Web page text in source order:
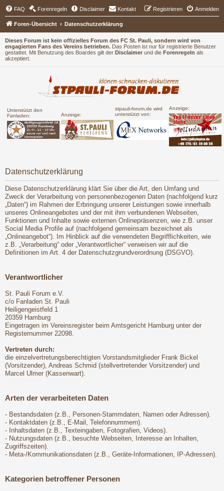
Dieses Forum ist kein offizielles Forum des FC St. Pauli, sondern wird von
engagierten Fans des Vereins betrieben. Das Posten ist nur für registrierte Benutzer
gestattet. Mit Benutzung des Boardes gilt der Disclaimer und die Forenregeln als
akzeptiert.
Unterstützt den
Fanladen:
Anzeige:
stpauli-forum.de wird
unterstützt von:
Anzeige:
FAQ Forenregeln Disclaimer Kontakt Anmelden
Registrieren
Foren-Übersicht Datenschutzerklärung
Datenschutzerklärung
Diese Datenschutzerklärung klärt Sie über die Art, den Umfang und
Zweck der Verarbeitung von personenbezogenen Daten (nachfolgend kurz
„Daten“) im Rahmen der Erbringung unserer Leistungen sowie innerhalb
unseres Onlineangebotes und der mit ihm verbundenen Webseiten,
Funktionen und Inhalte sowie externen Onlinepräsenzen, wie z.B. unser
Social Media Profile auf (nachfolgend gemeinsam bezeichnet als
„Onlineangebot“). Im Hinblick auf die verwendeten Begrifflichkeiten, wie
z.B. „Verarbeitung“ oder „Verantwortlicher“ verweisen wir auf die
Definitionen im Art. 4 der Datenschutzgrundverordnung (DSGVO).
Verantwortlicher
St. Pauli Forum e.V.
c/o Fanladen St. Pauli
Heiligengeistfeld 1
20359 Hamburg
Eingetragen im Vereinsregister beim Amtsgericht Hamburg unter der
Registernummer 22098.
Vertreten durch:
die einzelvertretungsberechtigten Vorstandsmitglieder Frank Bickel
(Vorsitzender), Andreas Schmid (stellvertretender Vorsitzender) und
Marcel Ulmer (Kassenwart).
Arten der verarbeiteten Daten
- Bestandsdaten (z.B., Personen-Stammdaten, Namen oder Adressen).
- Kontaktdaten (z.B., E-Mail, Telefonnummern).
- Inhaltsdaten (z.B., Texteingaben, Fotografien, Videos).
- Nutzungsdaten (z.B., besuchte Webseiten, Interesse an Inhalten,
Zugriffszeiten).
- Meta-/Kommunikationsdaten (z.B., Geräte-Informationen, IP-Adressen).
Kategorien betroffener Personen